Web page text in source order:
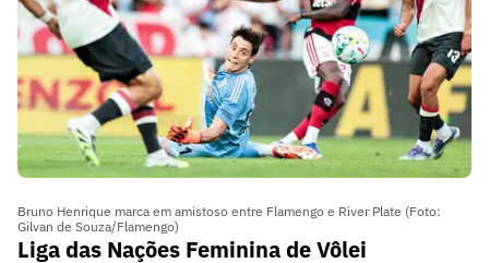
Bruno Henrique marca em amistoso entre Flamengo e River Plate (Foto:
Gilvan de Souza/Flamengo)
Liga das Nações Feminina de Vôlei